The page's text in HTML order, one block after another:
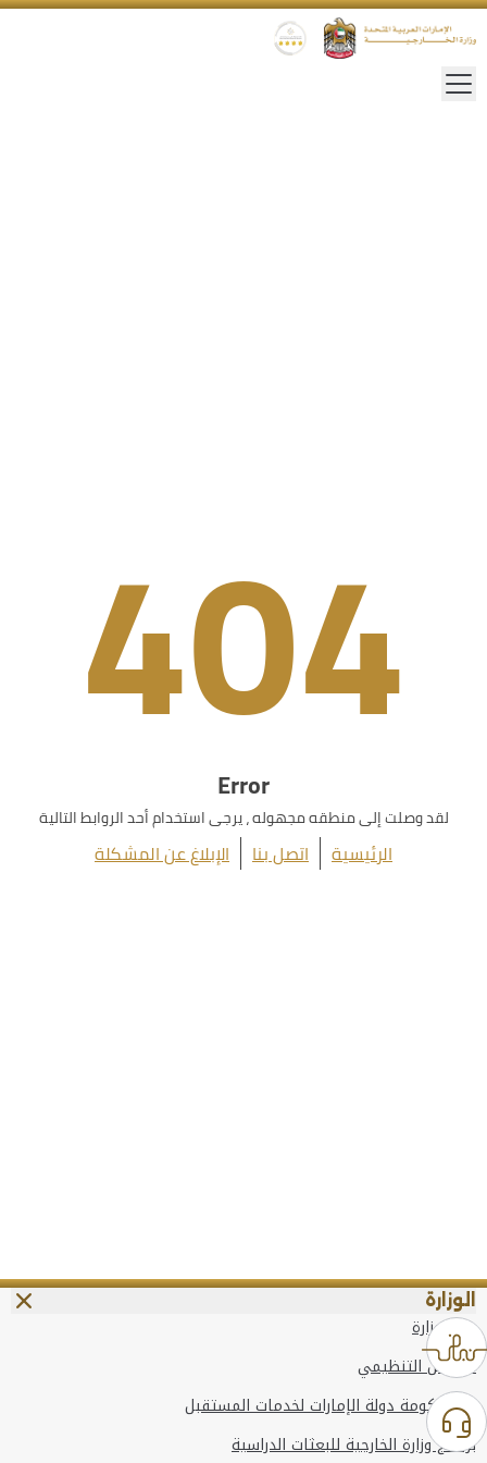
404
Error
لقد وصلت إلى منطقه مجهوله ، يرجى استخدام أحد الروابط التالية
الرئيسية اتصل بنا الإبلاغ عن المشكلة
الوزارة
عن الوزارة
الهيكل التنظيمي
وعد حكومة دولة الإمارات لخدمات المستقبل
برنامج وزارة الخارجية للبعثات الدراسية